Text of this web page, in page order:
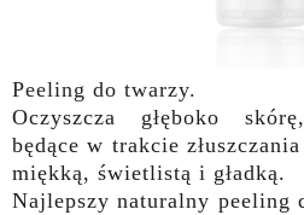
Peeling do twarzy.
Oczyszcza głęboko
będące w trakcie
miękką, świetlistą i gładką.
Najlepszy naturalny peeling